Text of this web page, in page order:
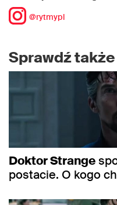
@rytmypl
Sprawdź także
Doktor Strange
postacie. O kogo